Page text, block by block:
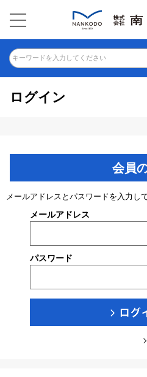
キーワードを入力してください
ログイン
会員
メールアドレスとパスワードを入力し
メールアドレス
パスワード